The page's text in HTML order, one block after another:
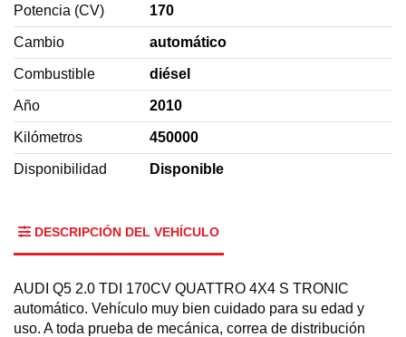
Potencia (CV) 170
Cambio automático
Combustible diésel
Año 2010
Kilómetros 450000
Disponibilidad Disponible
DESCRIPCIÓN DEL VEHÍCULO
AUDI Q5 2.0 TDI 170CV QUATTRO 4X4 S TRONIC
automático. Vehículo muy bien cuidado para su edad y
uso. A toda prueba de mecánica, correa de distribución